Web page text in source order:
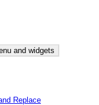
ของกู
and widgets
Replace